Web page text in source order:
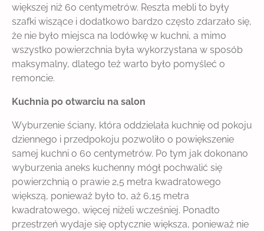
większej niż 60 centymetrów. Reszta mebli to były
szafki wiszące i dodatkowo bardzo często zdarzało się,
że nie było miejsca na lodówkę w kuchni, a mimo
wszystko powierzchnia była wykorzystana w sposób
maksymalny, dlatego też warto było pomyśleć o
remoncie.
Kuchnia po otwarciu na salon
Wyburzenie ściany, która oddzielała kuchnię od pokoju
dziennego i przedpokoju pozwoliło o powiększenie
samej kuchni o 60 centymetrów. Po tym jak dokonano
wyburzenia aneks kuchenny mógł pochwalić się
powierzchnią o prawie 2,5 metra kwadratowego
większą, ponieważ było to, aż 6,15 metra
kwadratowego, więcej niżeli wcześniej. Ponadto
przestrzeń wydaje się optycznie większa, ponieważ nie